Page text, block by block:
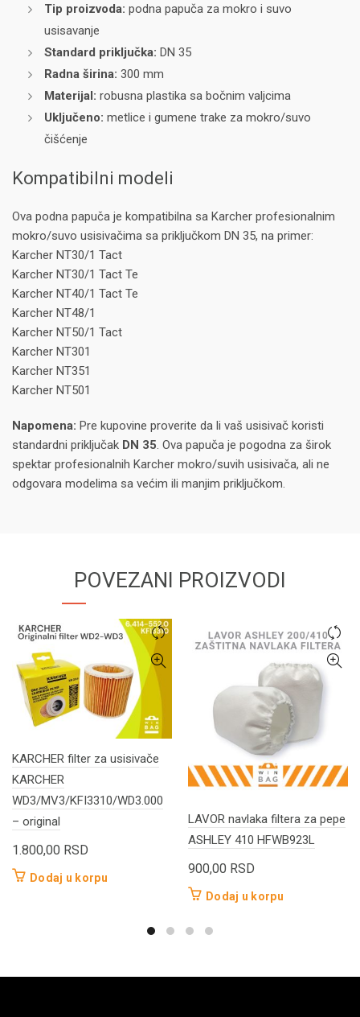
Tip proizvoda: podna papuča za mokro i suvo
usisavanje
Standard priključka: DN 35
Radna širina: 300 mm
Materijal: robusna plastika sa bočnim valjcima
Uključeno: metlice i gumene trake za mokro/suvo
čišćenje
Kompatibilni modeli
Ova podna papuča je kompatibilna sa Karcher profesionalnim
mokro/suvo usisivačima sa priključkom DN 35, na primer:
Karcher NT30/1 Tact
Karcher NT30/1 Tact Te
Karcher NT40/1 Tact Te
Karcher NT48/1
Karcher NT50/1 Tact
Karcher NT301
Karcher NT351
Karcher NT501
Napomena: Pre kupovine proverite da li vaš usisivač koristi
standardni priključak DN 35. Ova papuča je pogodna za širok
spektar profesionalnih Karcher mokro/suvih usisivača, ali ne
odgovara modelima sa većim ili manjim priključkom.
POVEZANI PROIZVODI
KARCHER filter za usisivače
KARCHER
WD3/MV3/KFI3310/WD3.000
– original
1.800,00 RSD
Dodaj u korpu
LAVOR navlaka filtera za pepe
ASHLEY 410 HFWB923L
900,00 RSD
Dodaj u korpu